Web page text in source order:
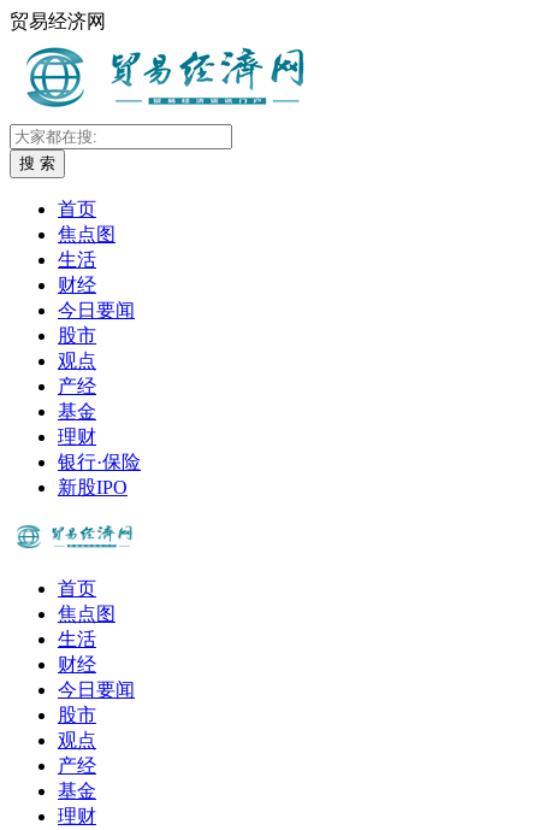
贸易经济网
搜 索
首页
焦点图
生活
财经
今日要闻
股市
观点
产经
基金
理财
银行·保险
新股IPO
首页
焦点图
生活
财经
今日要闻
股市
观点
产经
基金
理财